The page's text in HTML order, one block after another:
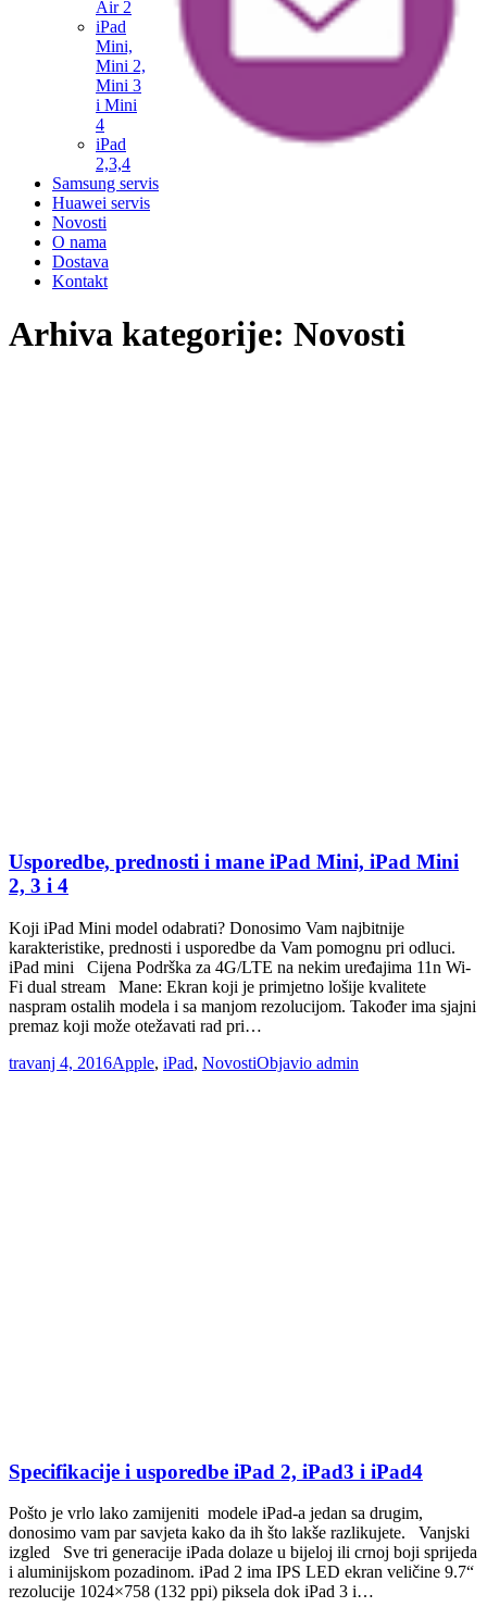
Air 2
iPad
Mini,
Mini 2,
Mini 3
i Mini
4
iPad
2,3,4
Samsung servis
Huawei servis
Novosti
O nama
Dostava
Kontakt
Arhiva kategorije: Novosti
Usporedbe, prednosti i mane iPad Mini, iPad Mini
2, 3 i 4
Koji iPad Mini model odabrati? Donosimo Vam najbitnije
karakteristike, prednosti i usporedbe da Vam pomognu pri odluci.
iPad mini Cijena Podrška za 4G/LTE na nekim uređajima 11n Wi-
Fi dual stream Mane: Ekran koji je primjetno lošije kvalitete
naspram ostalih modela i sa manjom rezolucijom. Također ima sjajni
premaz koji može otežavati rad pri…
travanj 4, 2016Apple, iPad, NovostiObjavio admin
Specifikacije i usporedbe iPad 2, iPad3 i iPad4
Pošto je vrlo lako zamijeniti modele iPad-a jedan sa drugim,
donosimo vam par savjeta kako da ih što lakše razlikujete. Vanjski
izgled Sve tri generacije iPada dolaze u bijeloj ili crnoj boji sprijeda
i aluminijskom pozadinom. iPad 2 ima IPS LED ekran veličine 9.7“
rezolucije 1024×758 (132 ppi) piksela dok iPad 3 i…